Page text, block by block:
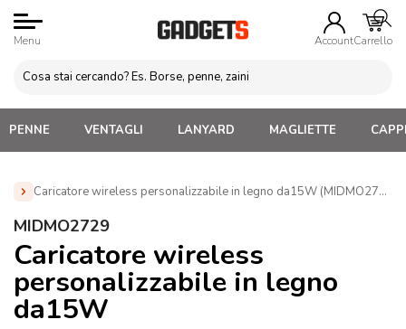
Menu AccountCarrello
PENNE VENTAGLI LANYARD MAGLIETTE
Caricatore wireless personalizzabile in legno da15W (MIDMO2729)
Home » Gadget Tecnologici Personalizzati
personalizzabile in legno da15W (MIDMO2729)
MIDMO2729
Caricatore wireless
personalizzabile in legno
da15W